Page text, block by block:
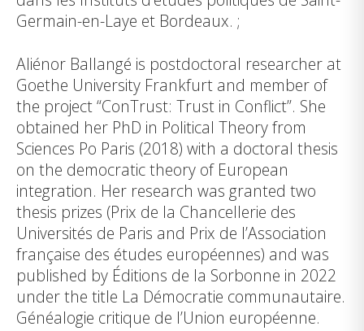
Germain-en-Laye et Bordeaux. ;
Aliénor Ballangé is postdoctoral researcher at
Goethe University Frankfurt and member of
the project “ConTrust: Trust in Conflict”. She
obtained her PhD in Political Theory from
Sciences Po Paris (2018) with a doctoral thesis
on the democratic theory of European
integration. Her research was granted two
thesis prizes (Prix de la Chancellerie des
Universités de Paris and Prix de l’Association
française des études européennes) and was
published by Éditions de la Sorbonne in 2022
under the title La Démocratie communautaire.
Généalogie critique de l’Union européenne.